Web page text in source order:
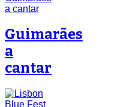
Guimarães
a
cantar